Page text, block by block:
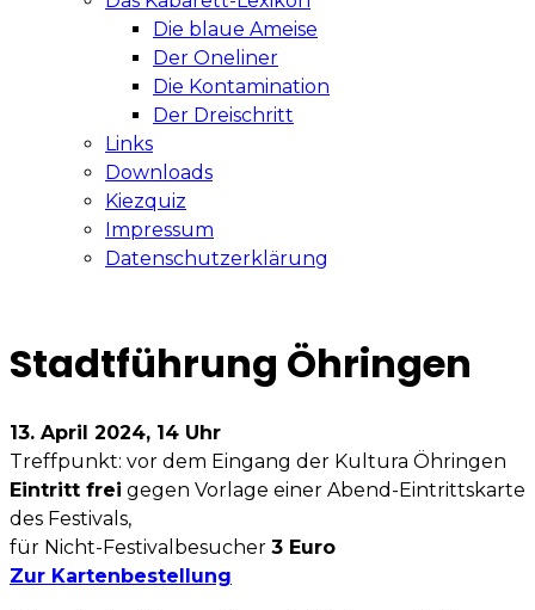
Die blaue Ameise
Der Oneliner
Die Kontamination
Der Dreischritt
Links
Downloads
Kiezquiz
Impressum
Datenschutzerklärung
Stadtführung Öhringen
13. April 2024, 14 Uhr
Treffpunkt: vor dem Eingang der Kultura Öhringen
Eintritt frei gegen Vorlage einer Abend-Eintrittskarte
des Festivals,
für Nicht-Festivalbesucher 3 Euro
Zur Kartenbestellung